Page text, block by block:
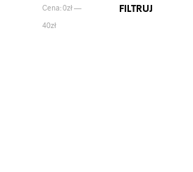
CENA
MIN
CENA
MAX
FILTRUJ
Cena:0zł—
40zł